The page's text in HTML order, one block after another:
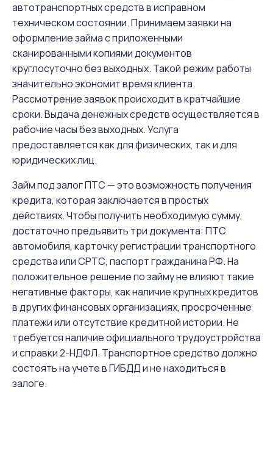
автотранспортных средств в исправном
техническом состоянии. Принимаем заявки на
оформление займа с приложенными
сканированными копиями документов
круглосуточно без выходных. Такой режим работы
значительно экономит время клиента.
Рассмотрение заявок происходит в кратчайшие
сроки. Выдача денежных средств осуществляется в
рабочие часы без выходных. Услуга
предоставляется как для физических, так и для
юридических лиц.
Займ под залог ПТС — это возможность получения
кредита, которая заключается в простых
действиях. Чтобы получить необходимую сумму,
достаточно предъявить три документа: ПТС
автомобиля, карточку регистрации транспортного
средства или СРТС, паспорт гражданина РФ. На
положительное решение по займу не влияют такие
негативные факторы, как наличие крупных кредитов
в других финансовых организациях, просроченные
платежи или отсутствие кредитной истории. Не
требуется наличие официального трудоустройства
и справки 2-НДФЛ. Транспортное средство должно
состоять на учете в ГИБДД и не находиться в
залоге.